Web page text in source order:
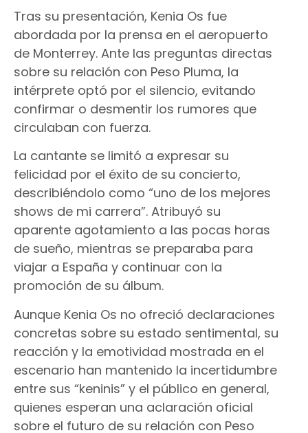
Tras su presentación, Kenia Os fue
abordada por la prensa en el aeropuerto
de Monterrey. Ante las preguntas directas
sobre su relación con Peso Pluma, la
intérprete optó por el silencio, evitando
confirmar o desmentir los rumores que
circulaban con fuerza.
La cantante se limitó a expresar su
felicidad por el éxito de su concierto,
describiéndolo como “uno de los mejores
shows de mi carrera”. Atribuyó su
aparente agotamiento a las pocas horas
de sueño, mientras se preparaba para
viajar a España y continuar con la
promoción de su álbum.
Aunque Kenia Os no ofreció declaraciones
concretas sobre su estado sentimental, su
reacción y la emotividad mostrada en el
escenario han mantenido la incertidumbre
entre sus “keninis” y el público en general,
quienes esperan una aclaración oficial
sobre el futuro de su relación con Peso